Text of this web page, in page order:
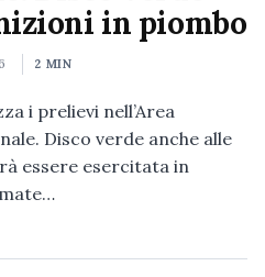
in piombo
2 MIN
i prelievi nell’Area
Disco verde anche alle
essere esercitata in